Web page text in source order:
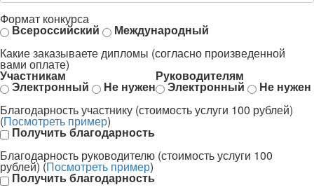
Формат конкурса
Всероссийский
Международный
Какие заказываете дипломы (согласно произведенной
вами оплате)
Участникам Руководителям
Электронный Не нужен Электронный
Не нужен
Благодарность участнику (стоимость услуги 100 рублей)
(Посмотреть пример)
Получить благодарность
Благодарность руководителю (стоимость услуги 100
рублей) (Посмотреть пример)
Получить благодарность